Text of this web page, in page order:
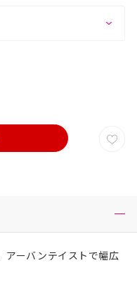
アーバンテイストで幅広